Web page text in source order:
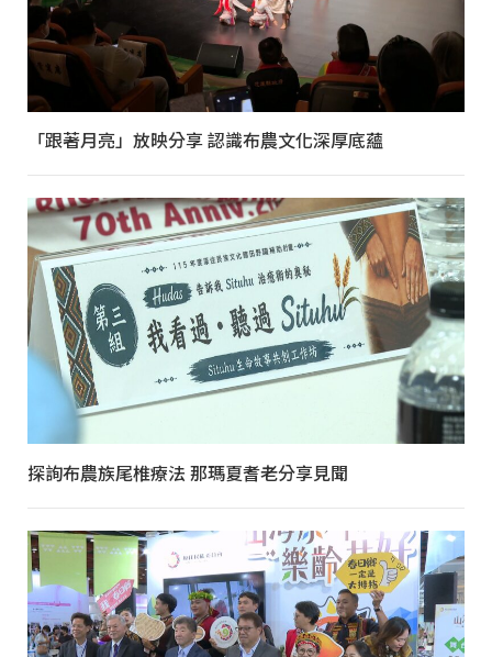
「跟著月亮」放映分享 認識布農文化深厚底蘊
探詢布農族尾椎療法 那瑪夏耆老分享見聞